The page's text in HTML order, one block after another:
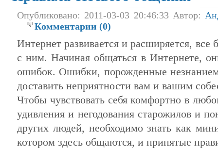
Опубликовано: 2011-03-03 20:46:33 Автор:
Комментарии (0)
Интернет развивается и расширяется, все
с ним. Начиная общаться в Интернете,
ошибок. Ошибки, порожденные незнанием
доставить неприятности вам и вашим
Чтобы чувствовать себя комфортно в
удивления и негодования старожилов и
других людей, необходимо знать как
котором здесь общаются, и принятые